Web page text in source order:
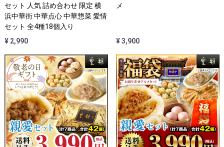
セット 人気 詰め合わせ 限定 横
浜中華街 中華点心 中華惣菜 愛情
セット 全4種18個入り
¥ 2,990
メ
¥ 3,900